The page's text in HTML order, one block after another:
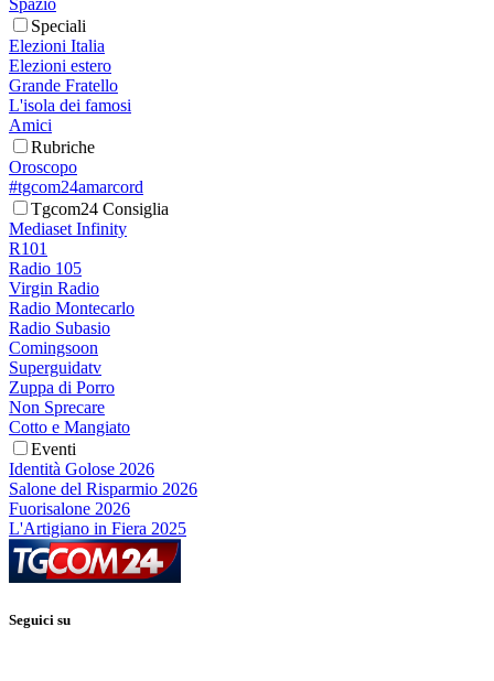
Spazio
Speciali
Elezioni Italia
Elezioni estero
Grande Fratello
L'isola dei famosi
Amici
Rubriche
Oroscopo
#tgcom24amarcord
Tgcom24 Consiglia
Mediaset Infinity
R101
Radio 105
Virgin Radio
Radio Montecarlo
Radio Subasio
Comingsoon
Superguidatv
Zuppa di Porro
Non Sprecare
Cotto e Mangiato
Eventi
Identità Golose 2026
Salone del Risparmio 2026
Fuorisalone 2026
L'Artigiano in Fiera 2025
Seguici su